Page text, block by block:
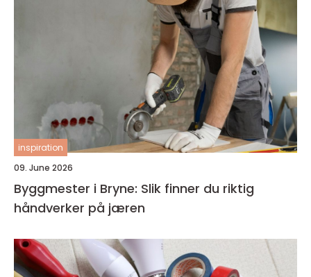
inspiration
09. June 2026
Byggmester i Bryne: Slik finner du riktig
håndverker på jæren